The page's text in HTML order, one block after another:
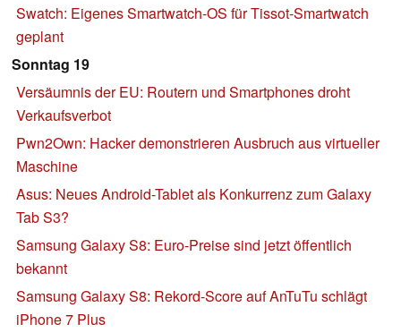
Swatch: Eigenes Smartwatch-OS für Tissot-Smartwatch
geplant
Sonntag 19
Versäumnis der EU: Routern und Smartphones droht
Verkaufsverbot
Pwn2Own: Hacker demonstrieren Ausbruch aus virtueller
Maschine
Asus: Neues Android-Tablet als Konkurrenz zum Galaxy
Tab S3?
Samsung Galaxy S8: Euro-Preise sind jetzt öffentlich
bekannt
Samsung Galaxy S8: Rekord-Score auf AnTuTu schlägt
iPhone 7 Plus